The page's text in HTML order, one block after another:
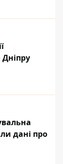
дані про